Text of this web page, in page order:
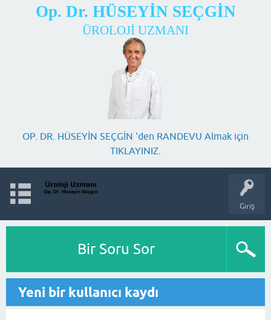
Op. Dr. HÜSEYİN SEÇGİN
ÜROLOJİ UZMANI
OP. DR. HÜSEYİN SEÇGİN 'den RANDEVU Almak için
TIKLAYINIZ.
Giriş
Bir Soru Sor
Yeni bir kullanıcı kaydı